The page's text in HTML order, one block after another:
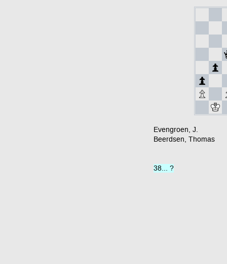
Evengroen, J.
Beerdsen, Thomas
38... ?